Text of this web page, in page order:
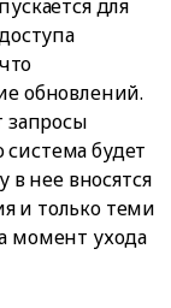
для
обновлений.
запросы
система будет
в нее вносятся
и только теми
момент ухода